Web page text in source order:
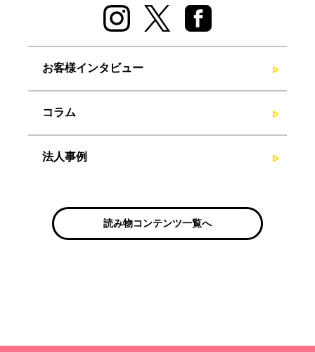
お客様インタビュー
コラム
法人事例
読み物コンテンツ一覧へ